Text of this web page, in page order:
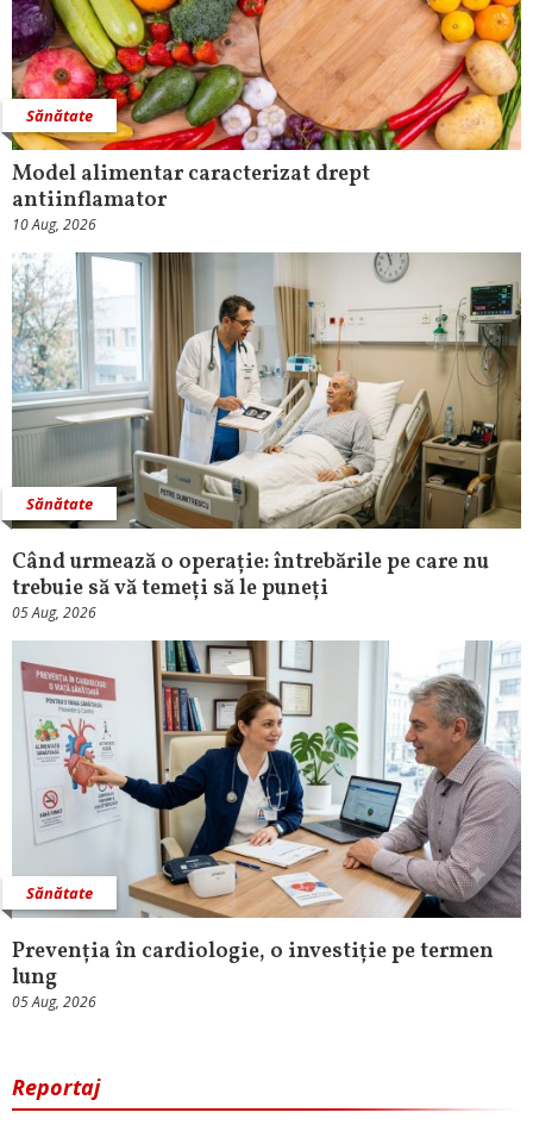
Sănătate
Model alimentar caracterizat drept
antiinflamator
10 Aug, 2026
Sănătate
Când urmează o operație: întrebările pe care nu
trebuie să vă temeți să le puneți
05 Aug, 2026
Sănătate
Prevenția în cardiologie, o investiție pe termen
lung
05 Aug, 2026
Reportaj